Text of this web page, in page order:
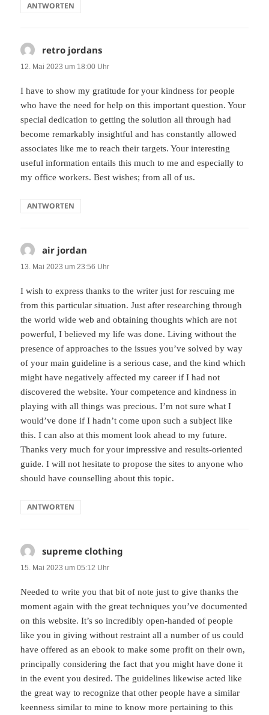
ANTWORTEN
retro jordans
12. Mai 2023 um 18:00 Uhr
I have to show my gratitude for your kindness for people
who have the need for help on this important question. Your
special dedication to getting the solution all through had
become remarkably insightful and has constantly allowed
associates like me to reach their targets. Your interesting
useful information entails this much to me and especially to
my office workers. Best wishes; from all of us.
ANTWORTEN
air jordan
13. Mai 2023 um 23:56 Uhr
I wish to express thanks to the writer just for rescuing me
from this particular situation. Just after researching through
the world wide web and obtaining thoughts which are not
powerful, I believed my life was done. Living without the
presence of approaches to the issues you’ve solved by way
of your main guideline is a serious case, and the kind which
might have negatively affected my career if I had not
discovered the website. Your competence and kindness in
playing with all things was precious. I’m not sure what I
would’ve done if I hadn’t come upon such a subject like
this. I can also at this moment look ahead to my future.
Thanks very much for your impressive and results-oriented
guide. I will not hesitate to propose the sites to anyone who
should have counselling about this topic.
ANTWORTEN
supreme clothing
15. Mai 2023 um 05:12 Uhr
Needed to write you that bit of note just to give thanks the
moment again with the great techniques you’ve documented
on this website. It’s so incredibly open-handed of people
like you in giving without restraint all a number of us could
have offered as an ebook to make some profit on their own,
principally considering the fact that you might have done it
in the event you desired. The guidelines likewise acted like
the great way to recognize that other people have a similar
keenness similar to mine to know more pertaining to this